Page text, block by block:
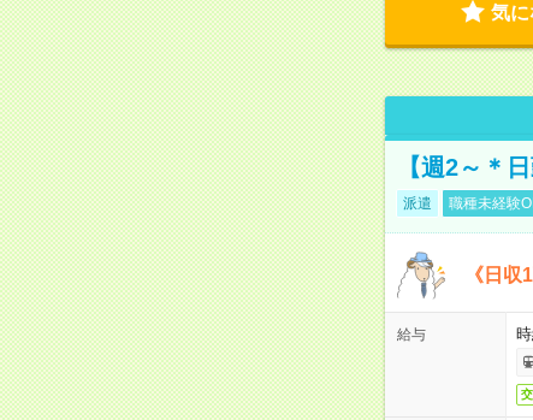
気に
【週2～＊
派遣 職種未経験
《日
給与